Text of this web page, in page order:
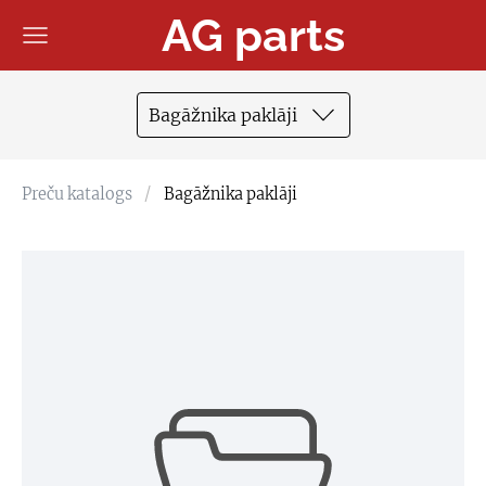
AG parts
Bagāžnika paklāji
Preču katalogs Bagāžnika paklāji